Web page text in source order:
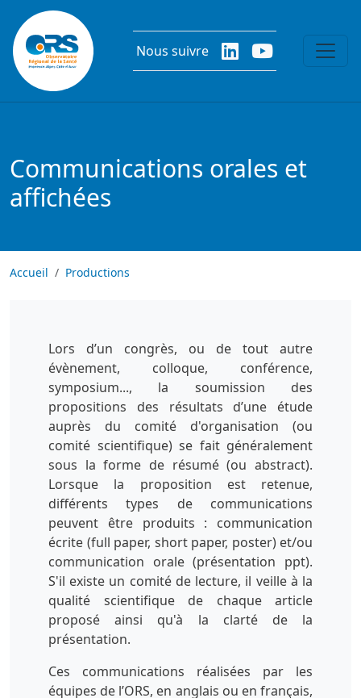
Aller au contenu principal
Nous suivre
Communications orales et
affichées
Accueil Productions
Lors d’un congrès, ou de tout autre
évènement, colloque, conférence,
symposium..., la soumission des
propositions des résultats d’une étude
auprès du comité d'organisation (ou
comité scientifique) se fait généralement
sous la forme de résumé (ou abstract).
Lorsque la proposition est retenue,
différents types de communications
peuvent être produits : communication
écrite (full paper, short paper, poster) et/ou
communication orale (présentation ppt).
S'il existe un comité de lecture, il veille à la
qualité scientifique de chaque article
proposé ainsi qu'à la clarté de la
présentation.
Ces communications réalisées par les
équipes de l’ORS, en anglais ou en français,